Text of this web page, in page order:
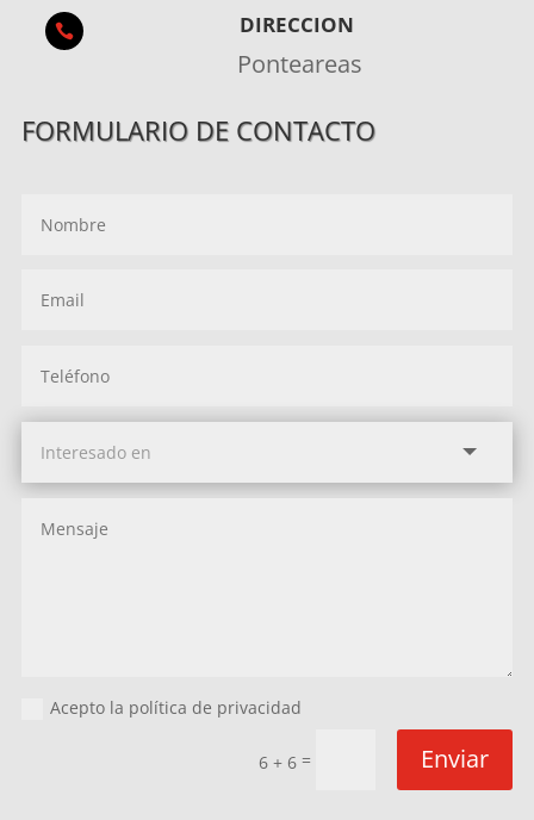
 DIRECCION
Ponteareas
FORMULARIO DE CONTACTO
Acepto la política de privacidad
6 + 6 = Enviar